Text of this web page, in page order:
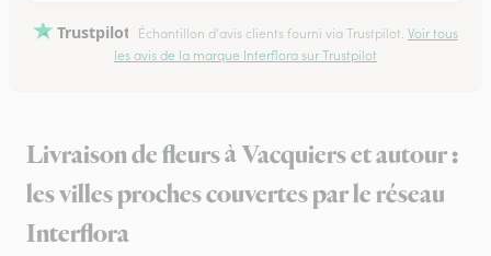
Trustpilot Échantillon d'avis clients fourni via Trustpilot. Voir tous
les avis de la marque Interflora sur Trustpilot
Livraison de fleurs à Vacquiers et autour :
les villes proches couvertes par le réseau
Interflora